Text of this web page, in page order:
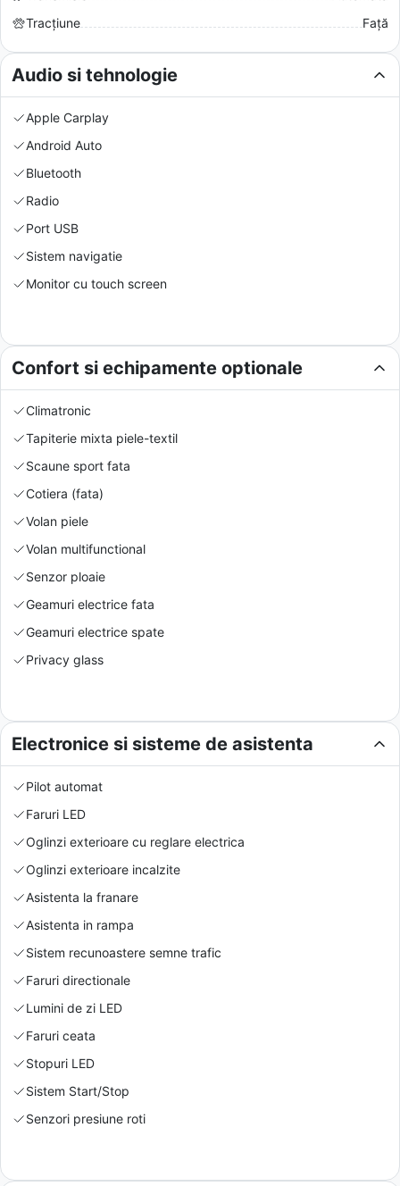
Tracțiune
Față
Audio si tehnologie
Apple Carplay
Android Auto
Bluetooth
Radio
Port USB
Sistem navigatie
Monitor cu touch screen
Confort si echipamente optionale
Climatronic
Tapiterie mixta piele-textil
Scaune sport fata
Cotiera (fata)
Volan piele
Volan multifunctional
Senzor ploaie
Geamuri electrice fata
Geamuri electrice spate
Privacy glass
Electronice si sisteme de asistenta
Pilot automat
Faruri LED
Oglinzi exterioare cu reglare electrica
Oglinzi exterioare incalzite
Asistenta la franare
Asistenta in rampa
Sistem recunoastere semne trafic
Faruri directionale
Lumini de zi LED
Faruri ceata
Stopuri LED
Sistem Start/Stop
Senzori presiune roti